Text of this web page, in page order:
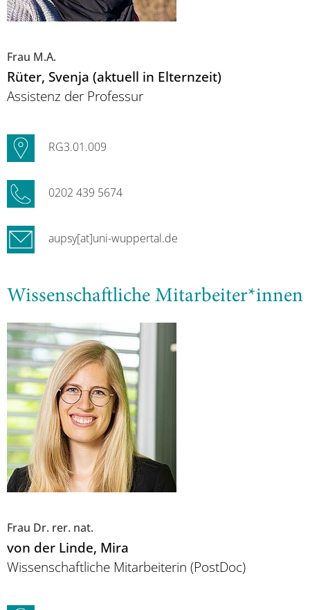
Frau M.A.
Rüter, Svenja (aktuell in Elternzeit)
Assistenz der Professur
RG3.01.009
0202 439 5674
aupsy[at]uni-wuppertal.de
Wissenschaftliche Mitarbeiter*innen
Frau Dr. rer. nat.
von der Linde, Mira
Wissenschaftliche Mitarbeiterin (PostDoc)